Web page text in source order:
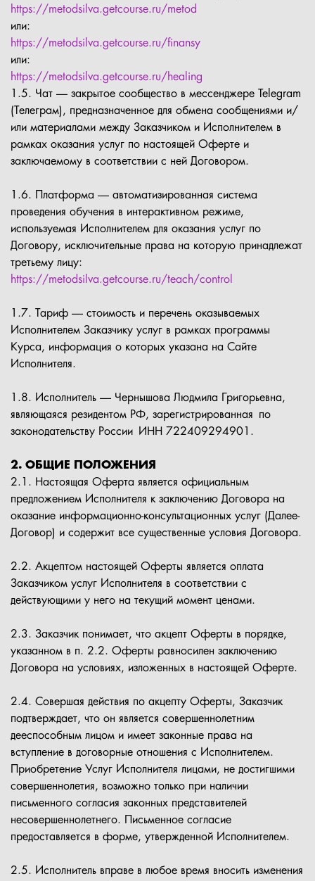
https://metodsilva.getcourse.ru/metod
или:
https://metodsilva.getcourse.ru/finansy
или:
https://metodsilva.getcourse.ru/healing
1.5. Чат — закрытое сообщество в мессенджере Telegram
(Телеграм), предназначенное для обмена сообщениями и/
или материалами между Заказчиком и Исполнителем в
рамках оказания услуг по настоящей Оферте и
заключаемому в соответствии с ней Договором.
1.6. Платформа — автоматизированная система
проведения обучения в интерактивном режиме,
используемая Исполнителем для оказания услуг по
Договору, исключительные права на которую принадлежат
третьему лицу:
https://metodsilva.getcourse.ru/teach/control
1.7. Тариф — стоимость и перечень оказываемых
Исполнителем Заказчику услуг в рамках программы
Курса, информация о которых указана на Сайте
Исполнителя.
1.8. Исполнитель — Чернышова Людмила Григорьевна,
являющаяся резидентом РФ, зарегистрированная по
законодательству России ИНН 722409294901.
2. ОБЩИЕ ПОЛОЖЕНИЯ
2.1. Настоящая Оферта является официальным
предложением Исполнителя к заключению Договора на
оказание информационно-консультационных услуг (Далее-
Договор) и содержит все существенные условия Договора.
2.2. Акцептом настоящей Оферты является оплата
Заказчиком услуг Исполнителя в соответствии с
действующими у него на текущий момент ценами.
2.3. Заказчик понимает, что акцепт Оферты в порядке,
указанном в п. 2.2. Оферты равносилен заключению
Договора на условиях, изложенных в настоящей Оферте.
2.4. Совершая действия по акцепту Оферты, Заказчик
подтверждает, что он является совершеннолетним
дееспособным лицом и имеет законные права на
вступление в договорные отношения с Исполнителем.
Приобретение Услуг Исполнителя лицами, не достигшими
совершеннолетия, возможно только при наличии
письменного согласия законных представителей
несовершеннолетнего. Письменное согласие
предоставляется в форме, утвержденной Исполнителем.
2.5. Исполнитель вправе в любое время вносить изменения